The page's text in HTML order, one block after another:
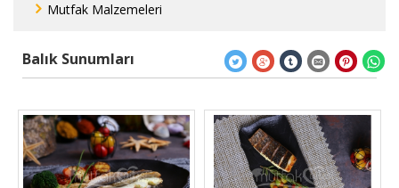
Mutfak Malzemeleri
Balık Sunumları